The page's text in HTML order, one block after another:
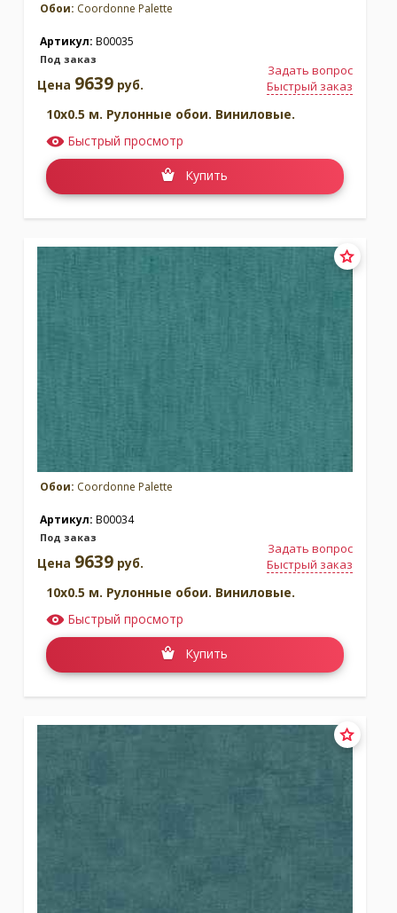
Обои: Coordonne Palette
Артикул: B00035
Под заказ
Задать вопрос
Быстрый заказ
Цена 9639 руб.
10x0.5 м. Рулонные обои. Виниловые.
Быстрый просмотр
Купить
Обои: Coordonne Palette
Артикул: B00034
Под заказ
Задать вопрос
Быстрый заказ
Цена 9639 руб.
10x0.5 м. Рулонные обои. Виниловые.
Быстрый просмотр
Купить